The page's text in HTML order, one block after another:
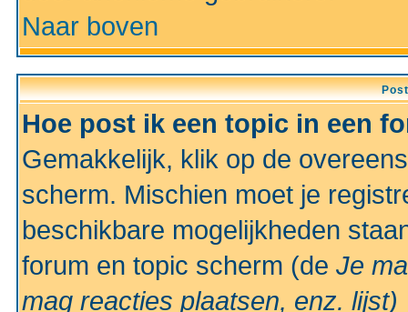
Naar boven
Hoe post ik een topic in een
Gemakkelijk, klik op de
scherm. Mischien moet je
beschikbare mogelijkheden
forum en topic scherm (de Je
mag reacties plaatsen, enz. lijst)